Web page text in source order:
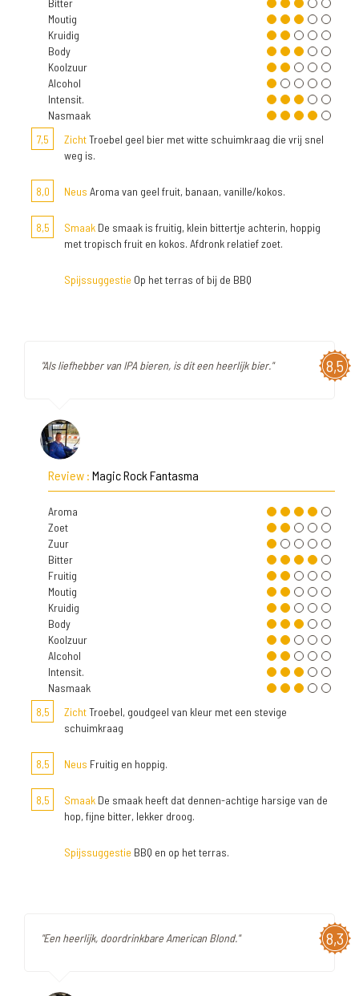
Bitter
Moutig
Kruidig
Body
Koolzuur
Alcohol
Intensit.
Nasmaak
7,5
ZichtTroebel geel bier met witte schuimkraag die vrij snel
weg is.
8,0 Neus Aroma van geel fruit, banaan, vanille/kokos.
8,5 Smaak De smaak is fruitig, klein bittertje achterin, hoppig
met tropisch fruit en kokos. Afdronk relatief zoet.
Spijssuggestie Op het terras of bij de BBQ
8,5
"Als liefhebber van IPA bieren, is dit een heerlijk bier."
Review : Magic Rock Fantasma
Aroma
Zoet
Zuur
Bitter
Fruitig
Moutig
Kruidig
Body
Koolzuur
Alcohol
Intensit.
Nasmaak
8,5
ZichtTroebel, goudgeel van kleur met een stevige
schuimkraag
8,5 Neus Fruitig en hoppig.
8,5 Smaak De smaak heeft dat dennen-achtige harsige van de
hop, fijne bitter, lekker droog.
Spijssuggestie BBQ en op het terras.
8,3
"Een heerlijk, doordrinkbare American Blond."